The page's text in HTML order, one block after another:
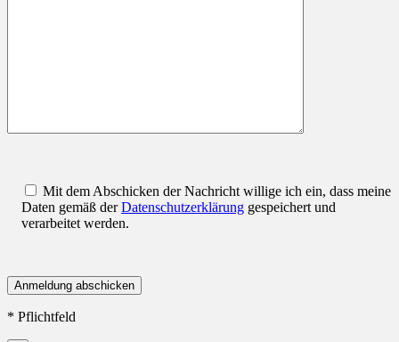
Mit dem Abschicken der Nachricht willige ich ein, dass meine
Daten gemäß derDatenschutzerklärung gespeichert und
verarbeitet werden.
* Pflichtfeld